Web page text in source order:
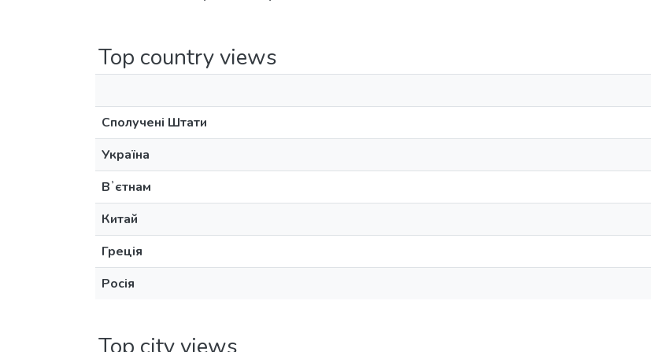
Top country views
Сполучені Штати
Україна
Вʼєтнам
Китай
Греція
Росія